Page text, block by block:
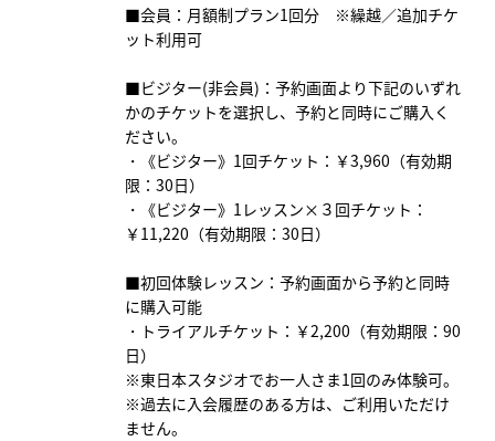
■会員：月額制プラン1回分 ※繰越／追加チケ
ット利用可
■ビジター(非会員)：予約画面より下記のいずれ
かのチケットを選択し、予約と同時にご購入く
ださい。
・《ビジター》1回チケット：￥3,960（有効期
限：30日）
・《ビジター》1レッスン×３回チケット：
￥11,220（有効期限：30日）
■初回体験レッスン：予約画面から予約と同時
に購入可能
・トライアルチケット：￥2,200（有効期限：90
日）
※東日本スタジオでお一人さま1回のみ体験可。
※過去に入会履歴のある方は、ご利用いただけ
ません。